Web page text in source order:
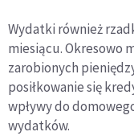
Wydatki również
miesiącu. Okresowo
zarobionych
posiłkowanie się
wpływy do
wydatków.